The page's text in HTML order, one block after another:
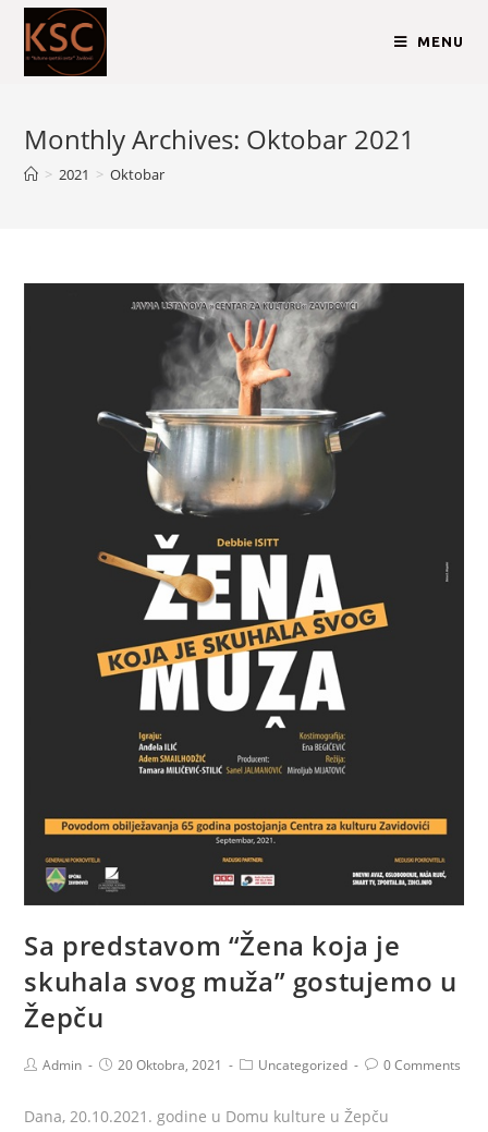
MENU
Monthly Archives: Oktobar 2021
> 2021 > Oktobar
Sa predstavom “Žena koja je
skuhala svog muža” gostujemo u
Žepču
Admin 20 Oktobra, 2021 Uncategorized 0 Comments
Dana, 20.10.2021. godine u Domu kulture u Žepču